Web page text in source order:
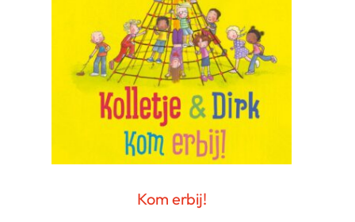
Kom erbij!